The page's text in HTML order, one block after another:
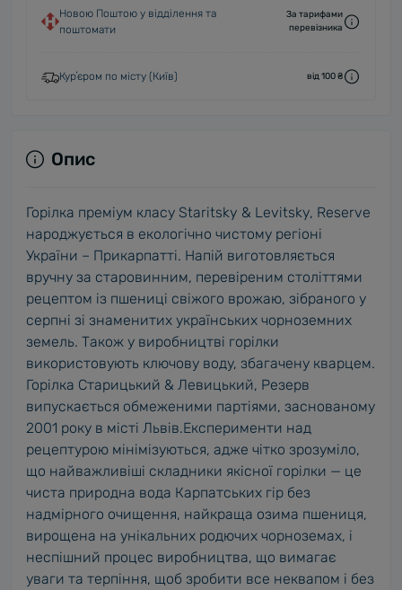
Новою Поштою у відділення та
поштомати
За тарифами
перевізника
Курʼєром по місту (Київ) від 100 ₴
Опис
Горілка преміум класу Staritsky & Levitsky, Reserve
народжується в екологічно чистому регіоні
України – Прикарпатті. Напій виготовляється
вручну за старовинним, перевіреним століттями
рецептом із пшениці свіжого врожаю, зібраного у
серпні зі знаменитих українських чорноземних
земель. Також у виробництві горілки
використовують ключову воду, збагачену кварцем.
Горілка Старицький & Левицький, Резерв
випускається обмеженими партіями, заснованому
2001 року в місті Львів.Експерименти над
рецептурою мінімізуються, адже чітко зрозуміло,
що найважливіші складники якісної горілки — це
чиста природна вода Карпатських гір без
надмірного очищення, найкраща озима пшениця,
вирощена на унікальних родючих чорноземах, і
неспішний процес виробництва, що вимагає
уваги та терпіння, щоб зробити все неквапом і без